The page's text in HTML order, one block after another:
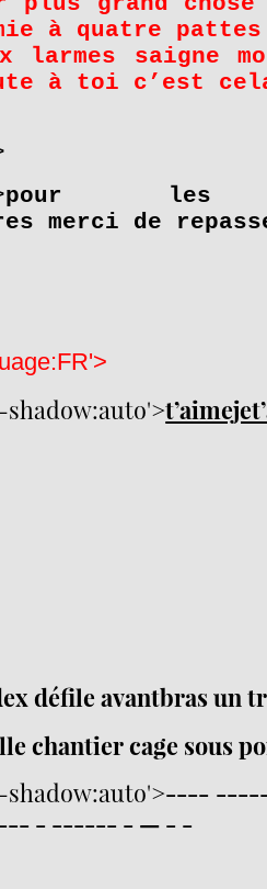
à quatre
larmes saigne
à toi c’est
pour les
merci de
défile avantbras un
chantier cage sous
----
- ------ - — - -